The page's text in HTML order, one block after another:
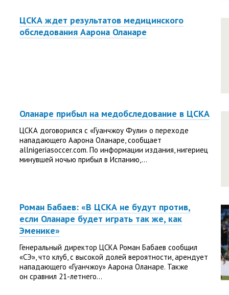
ЦСКА ждет результатов медицинского
обследования Аарона Оланаре
Оланаре прибыл на медобследование в ЦСКА
ЦСКА договорился с «Гуанчжоу Фули» о переходе
нападающего Аарона Оланаре, сообщает
allnigeriasoccer.com. По информации издания, нигериец
минувшей ночью прибыл в Испанию,...
Роман Бабаев: «В ЦСКА не будут против,
если Оланаре будет играть так же, как
Эменике»
Генеральный директор ЦСКА Роман Бабаев сообщил
«СЭ», что клуб, с высокой долей вероятности, арендует
нападающего «Гуанчжоу» Аарона Оланаре. Также
он сравнил 21-летнего...